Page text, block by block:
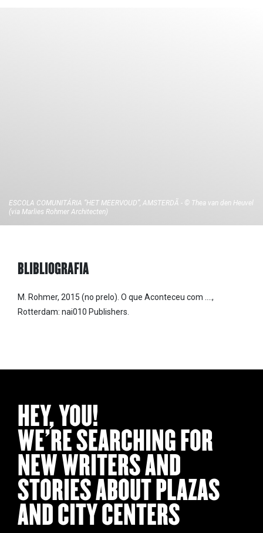
ESCOLA COMUNITÁRIA “HET MEERVOUD”, AMSTERDÃ - © Thea van den Heuvel
(via Marlies Rohmer Architecten)
BLIBLIOGRAFIA
M. Rohmer, 2015 (no prelo). O que Aconteceu com ….,
Rotterdam: nai010 Publishers.
HEY, YOU!
WE’RE SEARCHING FOR
NEW WRITERS AND
STORIES ABOUT PLAZAS
AND CITY CENTERS